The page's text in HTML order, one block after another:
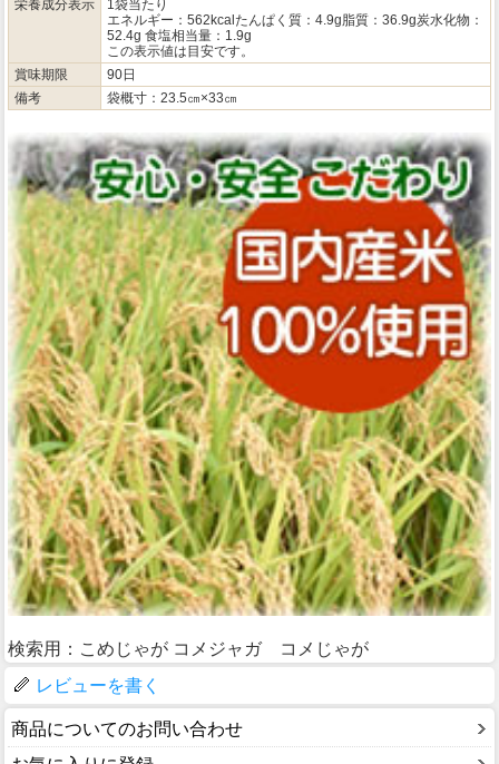
栄養成分表示
1袋当たり
エネルギー：562kcalたんぱく質：4.9g脂質：36.9g炭水化物：
52.4g 食塩相当量：1.9g
この表示値は目安です。
賞味期限
90日
備考
袋概寸：23.5㎝×33㎝
検索用：こめじゃが コメジャガ コメじゃが
レビューを書く
商品についてのお問い合わせ